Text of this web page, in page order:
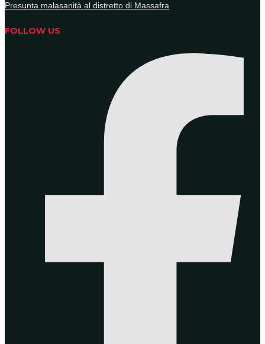
Presunta malasanità al distretto di Massafra
FOLLOW US